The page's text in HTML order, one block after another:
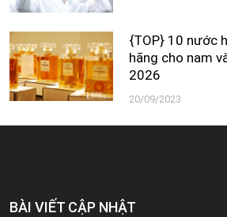
{TOP} 10 nước
hãng cho nam
2026
20/09/2023
BÀI VIẾT CẬP NHẬT